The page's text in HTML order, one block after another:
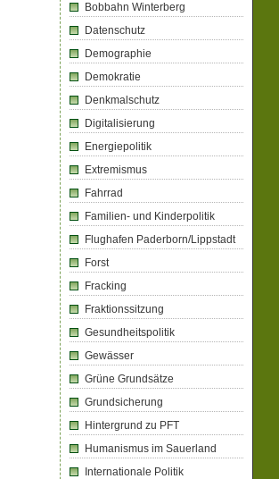
Bobbahn Winterberg
Datenschutz
Demographie
Demokratie
Denkmalschutz
Digitalisierung
Energiepolitik
Extremismus
Fahrrad
Familien- und Kinderpolitik
Flughafen Paderborn/Lippstadt
Forst
Fracking
Fraktionssitzung
Gesundheitspolitik
Gewässer
Grüne Grundsätze
Grundsicherung
Hintergrund zu PFT
Humanismus im Sauerland
Internationale Politik